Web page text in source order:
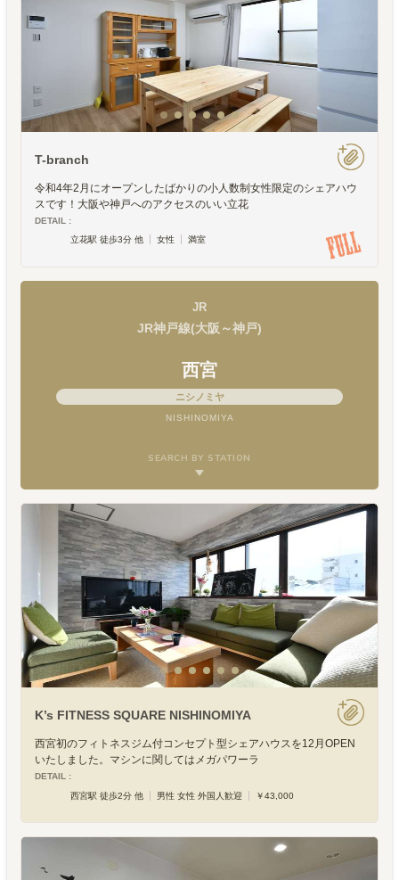
T-branch
令和4年2月にオープンしたばかりの小人数制女性限定のシェアハウ
スです！大阪や神戸へのアクセスのいい立花
DETAIL :
立花駅 徒歩3分 他
女性 満室
JR
JR神戸線(大阪～神戸)
西宮
ニシノミヤ
NISHINOMIYA
SEARCH BY STATION
K’s FITNESS SQUARE NISHINOMIYA
西宮初のフィトネスジム付コンセプト型シェアハウスを12月OPEN
いたしました。マシンに関してはメガパワーラ
DETAIL :
西宮駅 徒歩2分 他
男性 女性 外国人歓迎 ￥43,000